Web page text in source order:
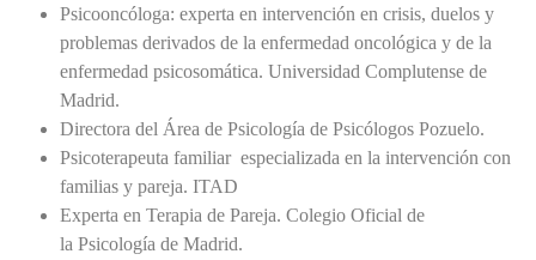
Psicooncóloga: experta en intervención en crisis, duelos y
problemas derivados de la enfermedad oncológica y de la
enfermedad psicosomática. Universidad Complutense de
Madrid.
Directora del Área de Psicología de Psicólogos Pozuelo.
Psicoterapeuta familiar especializada en la intervención con
familias y pareja. ITAD
Experta en Terapia de Pareja. Colegio Oficial de
la Psicología de Madrid.